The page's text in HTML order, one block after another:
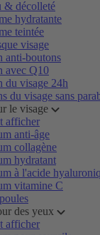
& décolleté
hydratante
teintée
visage
anti-boutons
avec Q10
du visage 24h
du visage sans
le visage
afficher
anti-âge
collagène
hydratant
à l'acide
vitamine C
des yeux
afficher